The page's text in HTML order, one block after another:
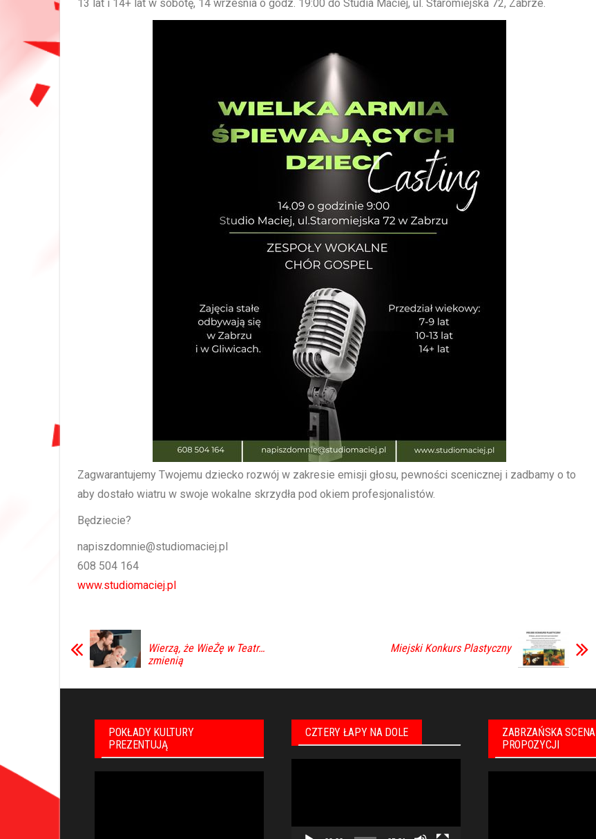
13 lat i 14+ lat w sobotę, 14 września o godz. 19:00 do Studia Maciej, ul. Staromiejska 72, Zabrze.
Zagwarantujemy Twojemu dziecko rozwój w zakresie emisji głosu, pewności scenicznej i zadbamy o to
aby dostało wiatru w swoje wokalne skrzydła pod okiem profesjonalistów.
Będziecie?
napiszdomnie@studiomaciej.pl
608 504 164
www.studiomaciej.pl
Wierzą, że WieŻę w Teatr…
zmienią
Miejski Konkurs Plastyczny
POKŁADY KULTURY
PREZENTUJĄ
CZTERY ŁAPY NA DOLE
ZABRZAŃSKA SCENA
PROPOZYCJI